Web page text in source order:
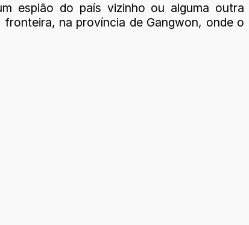
espião do país vizinho ou alguma outra
na província de Gangwon, onde o